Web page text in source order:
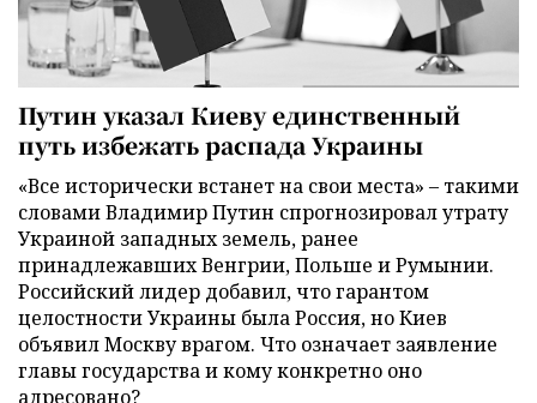
Путин указал Киеву единственный
путь избежать распада Украины
«Все исторически встанет на свои места» – такими
словами Владимир Путин спрогнозировал утрату
Украиной западных земель, ранее
принадлежавших Венгрии, Польше и Румынии.
Российский лидер добавил, что гарантом
целостности Украины была Россия, но Киев
объявил Москву врагом. Что означает заявление
главы государства и кому конкретно оно
адресовано?